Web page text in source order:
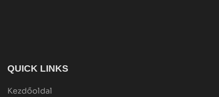
QUICK LINKS
Kezdőoldal